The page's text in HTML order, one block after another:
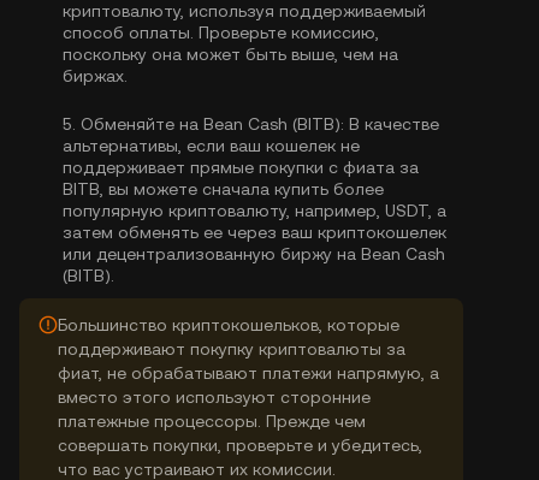
криптовалюту, используя поддерживаемый
способ оплаты. Проверьте комиссию,
поскольку она может быть выше, чем на
биржах.
5. Обменяйте на Bean Cash (BITB): В качестве
альтернативы, если ваш кошелек не
поддерживает прямые покупки с фиата за
BITB, вы можете сначала купить более
популярную криптовалюту, например, USDT, а
затем обменять ее через ваш криптокошелек
или децентрализованную биржу на Bean Cash
(BITB).
Большинство криптокошельков, которые
поддерживают покупку криптовалюты за
фиат, не обрабатывают платежи напрямую, а
вместо этого используют сторонние
платежные процессоры. Прежде чем
совершать покупки, проверьте и убедитесь,
что вас устраивают их комиссии.